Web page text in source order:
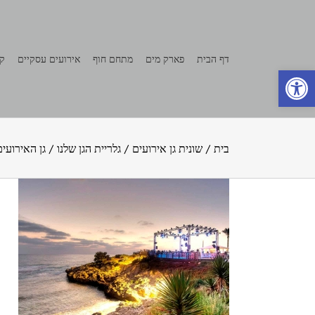
פתח סרגל נגישות
דף הבית פארק מים מתחם חוף אירועים עסקיים
בית / שונית גן אירועים / גלריית הגן שלנו / גן האירועים